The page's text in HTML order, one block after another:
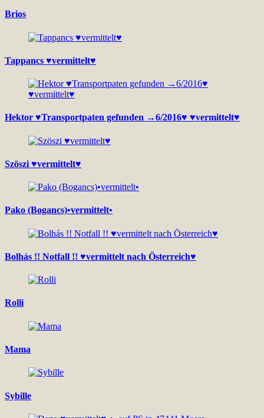
Brios
Tappancs ♥vermittelt♥
Hektor ♥Transportpaten gefunden →6/2016♥ ♥vermittelt♥
Szöszi ♥vermittelt♥
Pako (Bogancs)•vermittelt•
Bolhás !! Notfall !! ♥vermittelt nach Österreich♥
Rolli
Mama
Sybille